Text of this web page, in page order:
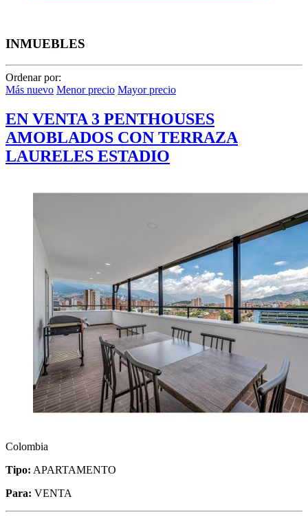
INMUEBLES
Ordenar por:
Más nuevo Menor precio Mayor precio
EN VENTA 3 PENTHOUSES
AMOBLADOS CON TERRAZA
LAURELES ESTADIO
Colombia
Tipo: APARTAMENTO
Para: VENTA